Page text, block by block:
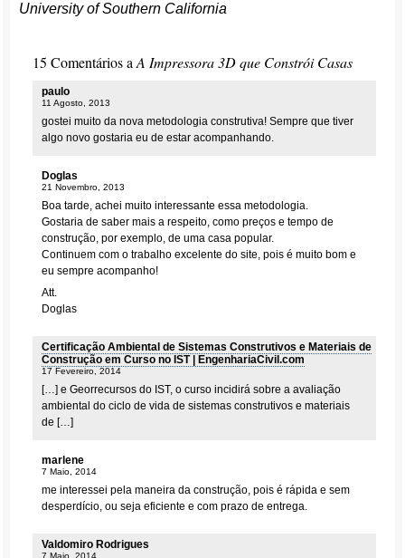
University of Southern California
15 Comentários aA Impressora 3D que Constrói Casas
paulo
11 Agosto, 2013
gostei muito da nova metodologia construtiva! Sempre que tiver
algo novo gostaria eu de estar acompanhando.
Doglas
21 Novembro, 2013
Boa tarde, achei muito interessante essa metodologia.
Gostaria de saber mais a respeito, como preços e tempo de
construção, por exemplo, de uma casa popular.
Continuem com o trabalho excelente do site, pois é muito bom e
eu sempre acompanho!
Att.
Doglas
Certificação Ambiental de Sistemas Construtivos e Materiais de
Construção em Curso no IST | EngenhariaCivil.com
17 Fevereiro, 2014
[…] e Georrecursos do IST, o curso incidirá sobre a avaliação
ambiental do ciclo de vida de sistemas construtivos e materiais
de […]
marlene
7 Maio, 2014
me interessei pela maneira da construção, pois é rápida e sem
desperdício, ou seja eficiente e com prazo de entrega.
Valdomiro Rodrigues
7 Maio, 2014